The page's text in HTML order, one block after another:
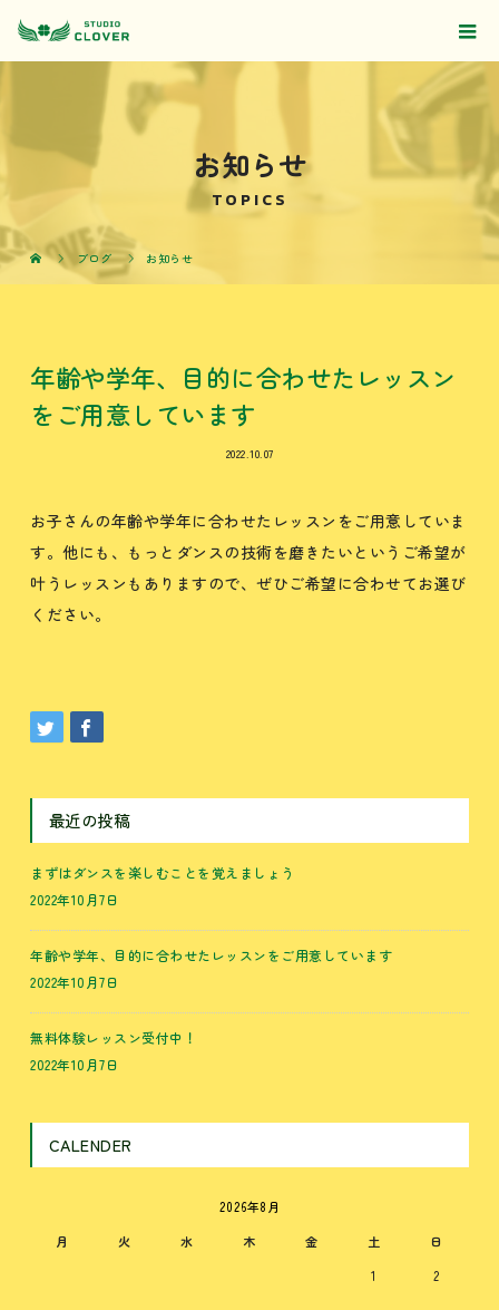
お知らせ
TOPICS
ブログ お知らせ
年齢や学年、目的に合わせたレッスン
をご用意しています
2022.10.07
お子さんの年齢や学年に合わせたレッスンをご用意していま
す。他にも、もっとダンスの技術を磨きたいというご希望が
叶うレッスンもありますので、ぜひご希望に合わせてお選び
ください。
最近の投稿
まずはダンスを楽しむことを覚えましょう
2022年10月7日
年齢や学年、目的に合わせたレッスンをご用意しています
2022年10月7日
無料体験レッスン受付中！
2022年10月7日
CALENDER
2026年8月
月
火 水 木 金 土
日
1
2